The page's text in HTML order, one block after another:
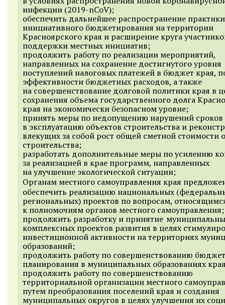
инфекции (2019-nCoV);
обеспечить дальнейшее распространение практики
инициативного бюджетирования на территории
Красноярского края и расширение круга
поддержки местных инициатив;
продолжить работу по реализации мероприятий,
направленных на сохранение достигнутого уровня
поступлений налоговых платежей в бюджет края,
эффективности бюджетных расходов, а также
на совершенствование долговой политики края в
сохранения объема государственного долга
края на экономически безопасном уровне;
принять меры по недопущению нарушений сроков
в эксплуатацию объектов строительства и
влекущих за собой рост общей сметной стоимости
строительства;
разработать дополнительные меры по усилению
за реализацией в крае программ, направленных
на улучшение экологической ситуации;
Органам местного самоуправления края
обеспечить реализацию национальных
региональных) проектов по вопросам,
к полномочиям органов местного самоуправления;
продолжить разработку и принятие
комплексных проектов развития в целях
инвестиционной активности на территориях
образований;
продолжить работу по совершенствованию
планирования в муниципальных образованиях
продолжить работу по совершенствованию
территориальной организации местного
путем преобразования поселений края и создания
муниципальных округов в целях улучшения их